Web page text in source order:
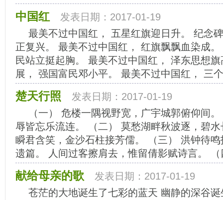
中国红
发表日期：2017-01-19
最美不过中国红， 五星红旗迎日升。 纪念
正复兴。 最美不过中国红， 红旗飘飘血染成
民站立挺起胸。 最美不过中国红， 泽东思想
展， 强国富民邓小平。 最美不过中国红， 三
楚天行照
发表日期：2017-01-19
（一） 危楼一隅视野宽，广宇城郭俯仰间
辱皆忘乐流连。 （二） 莫愁湖畔秋波逐，碧
瞬君含笑，金沙石柱接芳儒。 （三） 洪钟待
遗篇。 人间过客擦肩去，惟留倩影赋诗言。
献给母亲的歌
发表日期：2017-01-19
苍茫的大地诞生了七彩的蓝天 幽静的深谷